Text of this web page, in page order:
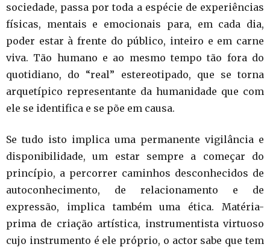
sociedade, passa por toda a espécie de experiências
físicas, mentais e emocionais para, em cada dia,
poder estar à frente do público, inteiro e em carne
viva. Tão humano e ao mesmo tempo tão fora do
quotidiano, do “real” estereotipado, que se torna
arquetípico representante da humanidade que com
ele se identifica e se põe em causa.
Se tudo isto implica uma permanente vigilância e
disponibilidade, um estar sempre a começar do
princípio, a percorrer caminhos desconhecidos de
autoconhecimento, de relacionamento e de
expressão, implica também uma ética. Matéria-
prima de criação artística, instrumentista virtuoso
cujo instrumento é ele próprio, o actor sabe que tem